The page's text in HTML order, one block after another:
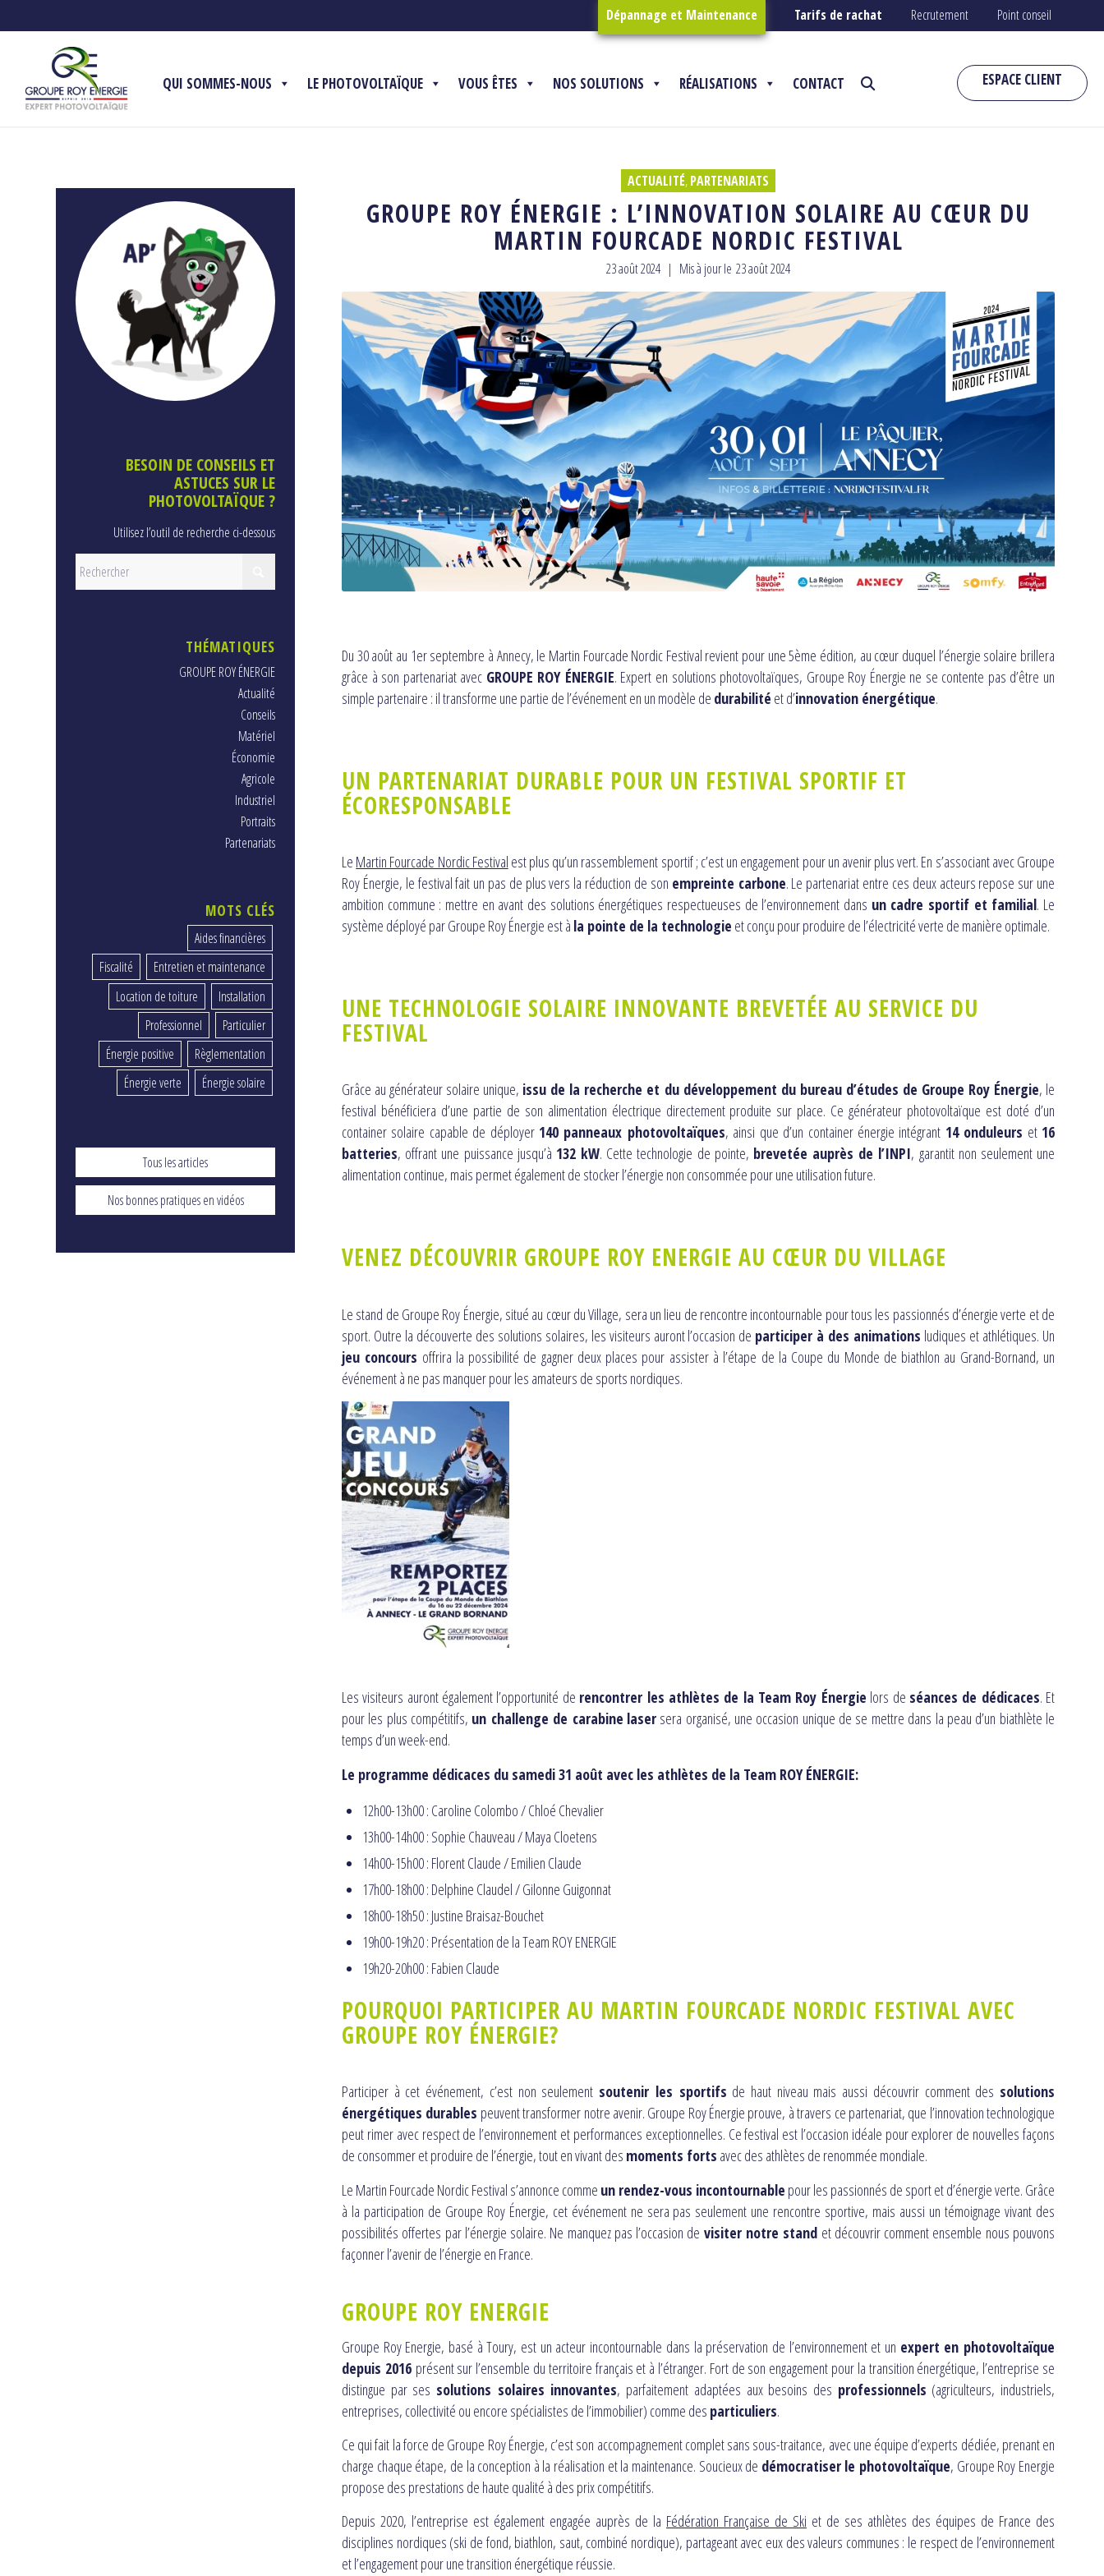
Dépannage et Maintenance Tarifs de rachat Recrutement Point conseil
QUI SOMMES-NOUS LE PHOTOVOLTAÏQUE VOUS ÊTES NOS SOLUTIONS RÉALISATIONS CONTACT ESPACE CLIENT
ACTUALITÉ,PARTENARIATS
GROUPE ROY ÉNERGIE : L’INNOVATION SOLAIRE AU CŒUR DU
MARTIN FOURCADE NORDIC FESTIVAL
23 août 2024 | Mis à jour le 23 août 2024
Du 30 août au 1er septembre à Annecy, le Martin Fourcade Nordic Festival revient pour une 5ème édition, au cœur duquel l’énergie solaire brillera
grâce à son partenariat avec GROUPE ROY ÉNERGIE. Expert en solutions photovoltaïques, Groupe Roy Énergie ne se contente pas d’être un
simple partenaire : il transforme une partie de l’événement en un modèle de durabilité et d’innovation énergétique.
UN PARTENARIAT DURABLE POUR UN FESTIVAL SPORTIF ET
ÉCORESPONSABLE
Le Martin Fourcade Nordic Festival est plus qu’un rassemblement sportif ; c’est un engagement pour un avenir plus vert. En s’associant avec Groupe
Roy Énergie, le festival fait un pas de plus vers la réduction de son empreinte carbone. Le partenariat entre ces deux acteurs repose sur une
ambition commune : mettre en avant des solutions énergétiques respectueuses de l’environnement dans un cadre sportif et familial. Le
système déployé par Groupe Roy Énergie est à la pointe de la technologie et conçu pour produire de l’électricité verte de manière optimale.
UNE TECHNOLOGIE SOLAIRE INNOVANTE BREVETÉE AU SERVICE DU
FESTIVAL
Grâce au générateur solaire unique, issu de la recherche et du développement du bureau d’études de Groupe Roy Énergie, le
festival bénéficiera d’une partie de son alimentation électrique directement produite sur place. Ce générateur photovoltaïque est doté d’un
container solaire capable de déployer 140 panneaux photovoltaïques, ainsi que d’un container énergie intégrant 14 onduleurs et 16
batteries, offrant une puissance jusqu’à 132 kW. Cette technologie de pointe, brevetée auprès de l’INPI, garantit non seulement une
alimentation continue, mais permet également de stocker l’énergie non consommée pour une utilisation future.
VENEZ DÉCOUVRIR GROUPE ROY ENERGIE AU CŒUR DU VILLAGE
Le stand de Groupe Roy Énergie, situé au cœur du Village, sera un lieu de rencontre incontournable pour tous les passionnés d’énergie verte et de
sport. Outre la découverte des solutions solaires, les visiteurs auront l’occasion de participer à des animations ludiques et athlétiques. Un
jeu concours offrira la possibilité de gagner deux places pour assister à l’étape de la Coupe du Monde de biathlon au Grand-Bornand, un
événement à ne pas manquer pour les amateurs de sports nordiques.
Les visiteurs auront également l’opportunité de rencontrer les athlètes de la Team Roy Énergie lors de séances de dédicaces. Et
pour les plus compétitifs, un challenge de carabine lasersera organisé, une occasion unique de se mettre dans la peau d’un biathlète le
temps d’un week-end.
Le programme dédicaces du samedi 31 août avec les athlètes de la Team ROY ÉNERGIE:
12h00-13h00 : Caroline Colombo / Chloé Chevalier
13h00-14h00 : Sophie Chauveau / Maya Cloetens
14h00-15h00 : Florent Claude / Emilien Claude
17h00-18h00 : Delphine Claudel / Gilonne Guigonnat
18h00-18h50 : Justine Braisaz-Bouchet
19h00-19h20 : Présentation de la Team ROY ENERGIE
19h20-20h00 : Fabien Claude
POURQUOI PARTICIPER AU MARTIN FOURCADE NORDIC FESTIVAL AVEC
GROUPE ROY ÉNERGIE?
Participer à cet événement, c’est non seulement soutenir les sportifs de haut niveau mais aussi découvrir comment des solutions
énergétiques durables peuvent transformer notre avenir. Groupe Roy Énergie prouve, à travers ce partenariat, que l’innovation technologique
peut rimer avec respect de l’environnement et performances exceptionnelles. Ce festival est l’occasion idéale pour explorer de nouvelles façons
de consommer et produire de l’énergie, tout en vivant des moments forts avec des athlètes de renommée mondiale.
Le Martin Fourcade Nordic Festival s’annonce comme un rendez-vous incontournable pour les passionnés de sport et d’énergie verte. Grâce
à la participation de Groupe Roy Énergie, cet événement ne sera pas seulement une rencontre sportive, mais aussi un témoignage vivant des
possibilités offertes par l’énergie solaire. Ne manquez pas l’occasion de visiter notre stand et découvrir comment ensemble nous pouvons
façonner l’avenir de l’énergie en France.
GROUPE ROY ENERGIE
Groupe Roy Energie, basé à Toury, est un acteur incontournable dans la préservation de l’environnement et un expert en photovoltaïque
depuis 2016 présent sur l’ensemble du territoire français et à l’étranger. Fort de son engagement pour la transition énergétique, l’entreprise se
distingue par ses solutions solaires innovantes, parfaitement adaptées aux besoins des professionnels (agriculteurs, industriels,
entreprises, collectivité ou encore spécialistes de l’immobilier) comme des particuliers.
Ce qui fait la force de Groupe Roy Énergie, c’est son accompagnement complet sans sous-traitance, avec une équipe d’experts dédiée, prenant en
charge chaque étape, de la conception à la réalisation et la maintenance. Soucieux de démocratiser le photovoltaïque, Groupe Roy Energie
propose des prestations de haute qualité à des prix compétitifs.
Depuis 2020, l’entreprise est également engagée auprès de la Fédération Française de Ski et de ses athlètes des équipes de France des
disciplines nordiques (ski de fond, biathlon, saut, combiné nordique), partageant avec eux des valeurs communes : le respect de l’environnement
et l’engagement pour une transition énergétique réussie.
BESOIN DE CONSEILS ET
ASTUCES SUR LE
PHOTOVOLTAÏQUE ?
Utilisez l’outil de recherche ci-dessous
THÉMATIQUES
GROUPE ROY ÉNERGIE
Actualité
Conseils
Matériel
Économie
Agricole
Industriel
Portraits
Partenariats
MOTS CLÉS
Aides financières
Entretien et maintenance
Fiscalité
Installation
Location de toiture
Particulier
Professionnel
Règlementation
Énergie positive
Énergie solaire
Énergie verte
Tous les articles
Nos bonnes pratiques en vidéos